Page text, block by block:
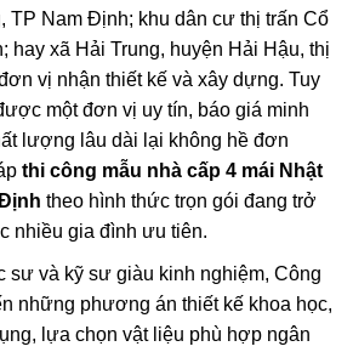
Nam Định; khu dân cư thị trấn Cổ
hay xã Hải Trung, huyện Hải Hậu, thị
vị nhận thiết kế và xây dựng. Tuy
một đơn vị uy tín, báo giá minh
lượng lâu dài lại không hề đơn
thi công mẫu nhà cấp 4 mái Nhật
theo hình thức trọn gói đang trở
nhiều gia đình ưu tiên.
sư và kỹ sư giàu kinh nghiệm, Công
những phương án thiết kế khoa học,
lựa chọn vật liệu phù hợp ngân